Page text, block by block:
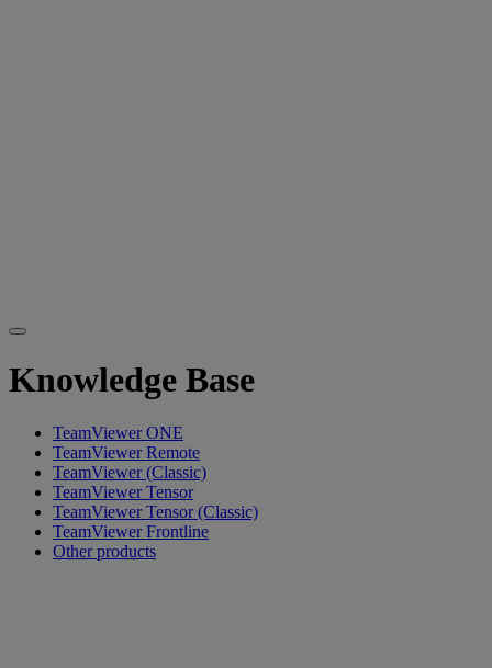
Knowledge Base
TeamViewer ONE
TeamViewer Remote
TeamViewer (Classic)
TeamViewer Tensor
TeamViewer Tensor (Classic)
TeamViewer Frontline
Other products